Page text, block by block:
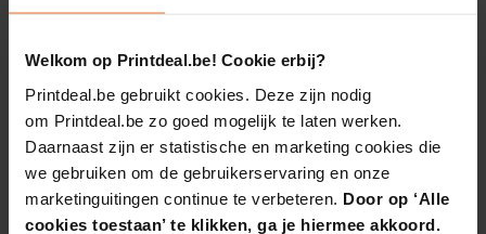
Welkom op Printdeal.be! Cookie erbij?
Printdeal.be gebruikt cookies. Deze zijn nodig
om Printdeal.be zo goed mogelijk te laten werken.
Daarnaast zijn er statistische en marketing cookies die
we gebruiken om de gebruikerservaring en onze
marketinguitingen continue te verbeteren. Door op ‘Alle
cookies toestaan’ te klikken, ga je hiermee akkoord.